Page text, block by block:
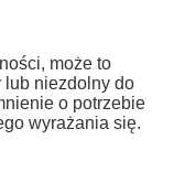
może to
lub niezdolny do
o potrzebie
wyrażania się.